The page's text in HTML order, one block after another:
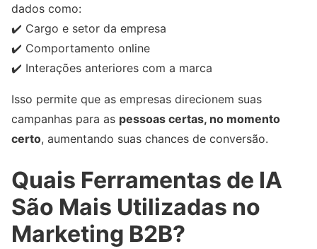
dados como:
✔️ Cargo e setor da empresa
✔️ Comportamento online
✔️ Interações anteriores com a marca
Isso permite que as empresas direcionem suas
campanhas para as pessoas certas, no momento
certo, aumentando suas chances de conversão.
Quais Ferramentas de IA
São Mais Utilizadas no
Marketing B2B?